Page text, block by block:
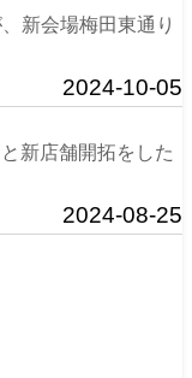
新会場梅田東通り
2024-10-05
新店舗開拓をした
2024-08-25